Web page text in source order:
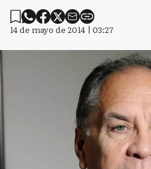
14 de mayo de 2014 | 03:27